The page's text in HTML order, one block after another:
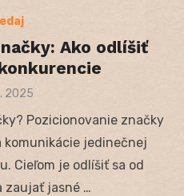
Ako odlíšiť
2025
Pozicionovanie značky
komunikácie jedinečnej
Cieľom je odlíšiť sa od
zaujať jasné …